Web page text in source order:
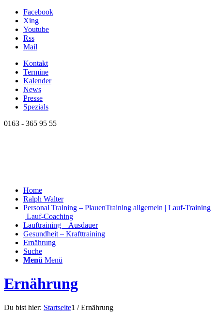
Facebook
Xing
Youtube
Rss
Mail
Kontakt
Termine
Kalender
News
Presse
Spezials
0163 - 365 95 55
Home
Ralph Walter
Personal Training – PlauenTraining allgemein | Lauf-Training
| Lauf-Coaching
Lauftraining – Ausdauer
Gesundheit – Krafttraining
Ernährung
Suche
Menü Menü
Ernährung
Du bist hier: Startseite1 / Ernährung